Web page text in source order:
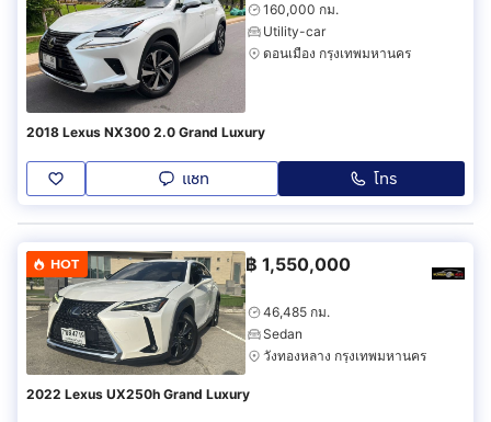
160,000 กม.
Utility-car
ดอนเมือง กรุงเทพมหานคร
2018 Lexus NX300 2.0 Grand Luxury
แชท โทร
HOT ฿ 1,550,000
46,485 กม.
Sedan
วังทองหลาง กรุงเทพมหานคร
2022 Lexus UX250h Grand Luxury